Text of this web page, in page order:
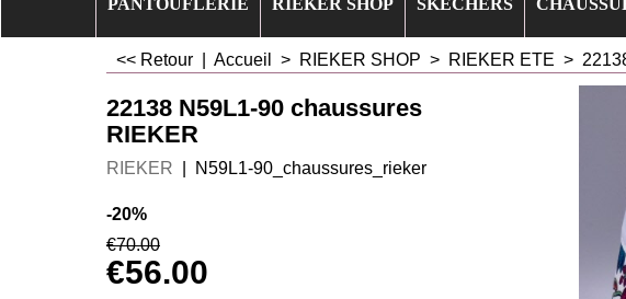
PANTOUFLERIE RIEKER SHOP SKECHERS
<< Retour Accueil > RIEKER SHOP > RIEKER ETE >
22138 N59L1-90 chaussures
RIEKER
RIEKER N59L1-90_chaussures_rieker
-20%
€70.00
€56.00